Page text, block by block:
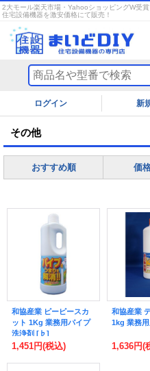
2大モール楽天市場・YahooショッピングW受賞
住宅設備機器を激安価格にて販売！
ログイン
その他
おすすめ順 価
和協産業 ピーピースカ
ット 1Kg 業務用パイプ
洗浄剤 [♭]
1,451円(税込)
和協産業
1kg 業務
1,636円(